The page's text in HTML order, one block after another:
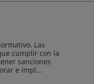
Las
cumplir con la
sanciones
e impl...